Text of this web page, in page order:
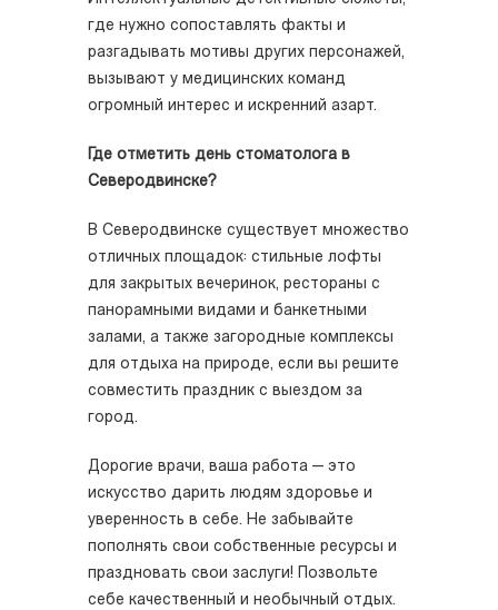
где нужно сопоставлять факты и
разгадывать мотивы других персонажей,
вызывают у медицинских команд
огромный интерес и искренний азарт.
Где отметить день стоматолога в
Северодвинске?
В Северодвинске существует множество
отличных площадок: стильные лофты
для закрытых вечеринок, рестораны с
панорамными видами и банкетными
залами, а также загородные комплексы
для отдыха на природе, если вы решите
совместить праздник с выездом за
город.
Дорогие врачи, ваша работа — это
искусство дарить людям здоровье и
уверенность в себе. Не забывайте
пополнять свои собственные ресурсы и
праздновать свои заслуги! Позвольте
себе качественный и необычный отдых.